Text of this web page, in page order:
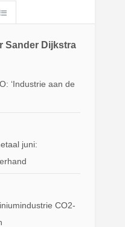
Sander Dijkstra
‘Industrie aan de
juni:
CO2-